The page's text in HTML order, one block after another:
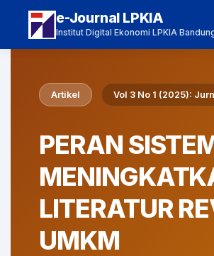
e-Journal LPKIA
Institut Digital Ekonomi LPKIA
Artikel Vol 3 No 1 (2025):
PERAN
LITERATUR
UMKM